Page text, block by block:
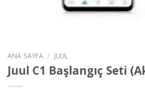
ANA SAYFA / JUUL
Juul C1 Başlangıç Seti